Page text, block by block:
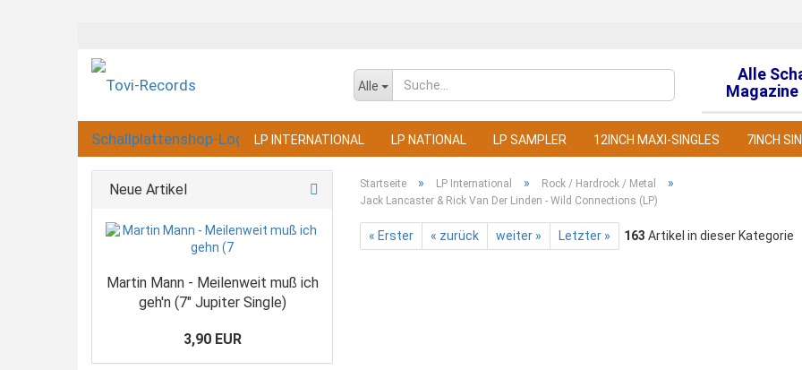
Sprache
Alle
Alle
LP INTERNATIONAL LP NATIONAL LP SAMPLER 12INCH MAXI-SINGLES 7INCH
Startseite » LP International » Rock / Hardrock / Metal »
Jack Lancaster & Rick Van Der Linden - Wild Connections (LP)
« Erster « zurück weiter » Letzter » 163 Artikel in dieser Kategorie
Neue Artikel
Martin Mann - Meilenweit muß ich
geh'n (7" Jupiter Single)
3,90 EUR